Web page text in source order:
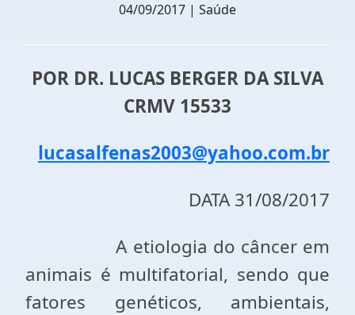
04/09/2017 | Saúde
POR DR. LUCAS BERGER DA SILVA
CRMV 15533
lucasalfenas2003@yahoo.com.br
DATA 31/08/2017
A etiologia do câncer em
animais é multifatorial, sendo que
fatores genéticos, ambientais,